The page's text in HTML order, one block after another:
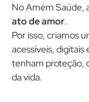
No Amém Saúde,
ato de amor.
Por isso, criamos
acessíveis, digitais
tenham proteção,
da vida.